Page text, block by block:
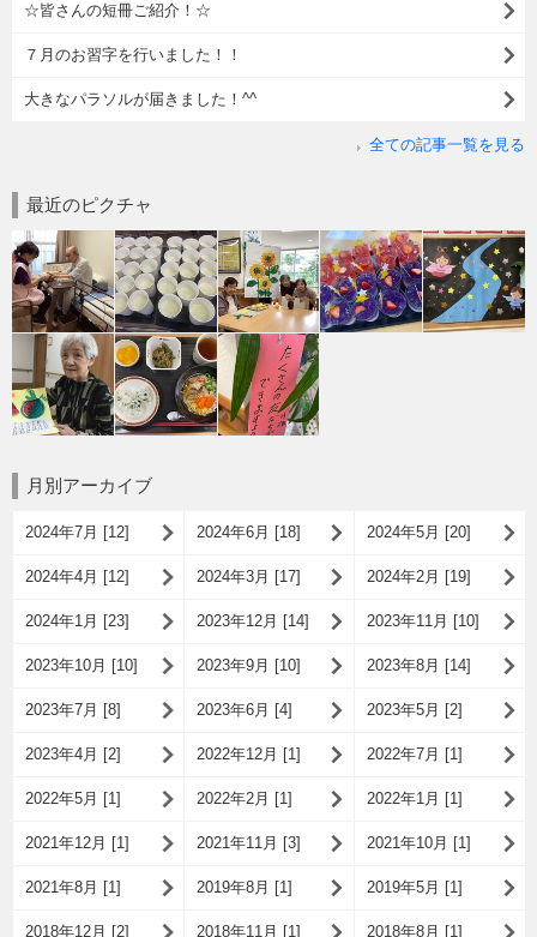
☆皆さんの短冊ご紹介！☆
７月のお習字を行いました！！
大きなパラソルが届きました！^^
全ての記事一覧を見る
最近のピクチャ
月別アーカイブ
2024年7月 [12] 2024年6月 [18] 2024年5月 [20]
2024年4月 [12] 2024年3月 [17] 2024年2月 [19]
2024年1月 [23] 2023年12月 [14] 2023年11月 [10]
2023年10月 [10] 2023年9月 [10] 2023年8月 [14]
2023年7月 [8] 2023年6月 [4] 2023年5月 [2]
2023年4月 [2] 2022年12月 [1] 2022年7月 [1]
2022年5月 [1] 2022年2月 [1] 2022年1月 [1]
2021年12月 [1] 2021年11月 [3] 2021年10月 [1]
2021年8月 [1] 2019年8月 [1] 2019年5月 [1]
2018年12月 [2] 2018年11月 [1] 2018年8月 [1]